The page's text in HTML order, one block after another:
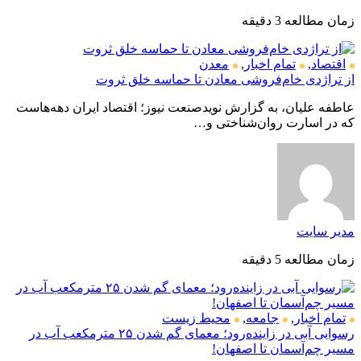
زمان مطالعه 3 دقیقه
اقتصاد, تمام اخبار ,
معدن
از تراژدی خام‌فروشی معادن تا حماسه خلق ثروت
عاطفه علیان، به گزارش نویدصنعت نیوز؛ اقتصاد ایران دهه‌هاست
که در اسارت روان‌شناختی و…
مدیر سایت
زمان مطالعه 5 دقیقه
تمام اخبار , جامعه,
محیط زیست
رسوایی آبی در زاینده‌رود؛ معمای گم شدن ۲۵ مترمکعب آب در
مسیر چم‌آسمان تا اصفهان!